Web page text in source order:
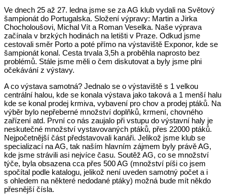
Ve dnech 25 až 27. ledna jsme se za AG klub vydali na Světový
šampionát do Portugalska. Složení výpravy: Martin a Jirka
Chocholoušovi, Michal Vít a Roman Veselka. Naše výprava
začínala v brzkých hodinách na letišti v Praze. Odkud jsme
cestovali směr Porto a poté přímo na výstaviště Exponor, kde se
šampionát konal. Cesta trvala 3,5h a proběhla naprosto bez
problémů. Stále jsme měli o čem diskutovat a byly jsme plni
očekávání z výstavy.
A co výstava samotná? Jednalo se o výstaviště s 1 velkou
centrální halou, kde se konala výstava jako taková a 1 menší halu
kde se konal prodej krmiva, vybavení pro chov a prodej ptáků. Na
výběr bylo nepřeberné množství doplňků, krmení, chovného
zařízení atd. První co nás zaujalo při vstupu do výstavní haly je
neskutečné množství vystavovaných ptáků, přes 22000 ptáků.
Nejpočetnější část představovali kanáři. Jelikož jsme klub se
specializací na AG, tak naším hlavním zájmem byly právě AG,
kde jsme strávili asi nejvíce času. Soutěž AG, co se množství
týče, byla obsazena cca přes 500 AG (množství píši co jsem
spočítal podle katalogu, jelikož není uveden samotný počet a i
s ohledem na některé nedodané ptáky) možná bude mít někdo
přesnější čísla.